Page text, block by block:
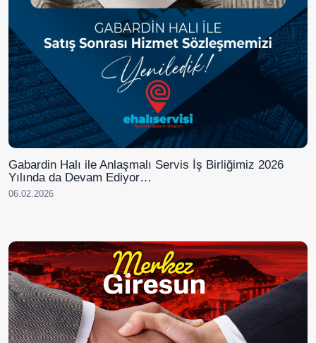
Gabardin Halı ile Anlaşmalı Servis İş Birliğimiz 2026
Yılında da Devam Ediyor…
06.02.2026